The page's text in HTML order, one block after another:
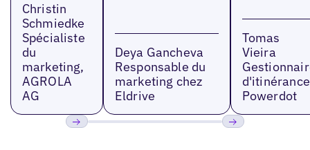
Christin
Schmiedke
Spécialiste
du
marketing,
AGROLA
AG
Deya Gancheva
Responsable du
marketing chez
Eldrive
Tomas
Vieira
Powerdot